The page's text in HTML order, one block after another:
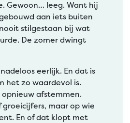
Gewoon… leeg. Want hij
aan iets buiten
stilgestaan bij wat
De zomer dwingt
eerlijk. En dat is
het zo waardevol is.
afstemmen.
groeicijfers, maar op wie
En of dat klopt met